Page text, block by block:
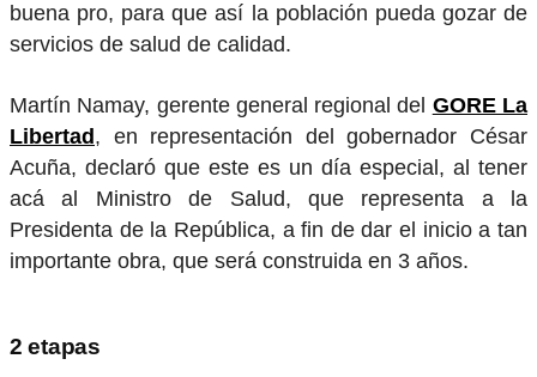
buena pro, para que así la población pueda gozar de
servicios de salud de calidad.
Martín Namay, gerente general regional del GORE La
Libertad , en representación del gobernador César
Acuña, declaró que este es un día especial, al tener
acá al Ministro de Salud, que representa a la
Presidenta de la República, a fin de dar el inicio a tan
importante obra, que será construida en 3 años.
2 etapas